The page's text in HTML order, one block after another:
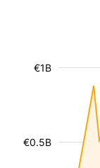
€0.5B
€1B